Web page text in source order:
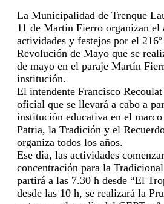
La Municipalidad de Trenque
11 de Martín Fierro organizan el
actividades y festejos por el
Revolución de Mayo que se
de mayo en el paraje Martín
institución.
El intendente Francisco
oficial que se llevará a cabo a
institución educativa en el
Patria, la Tradición y el
organiza todos los años.
Ese día, las actividades
concentración para la
partirá a las 7.30 h desde “El
desde las 10 h, se realizará la